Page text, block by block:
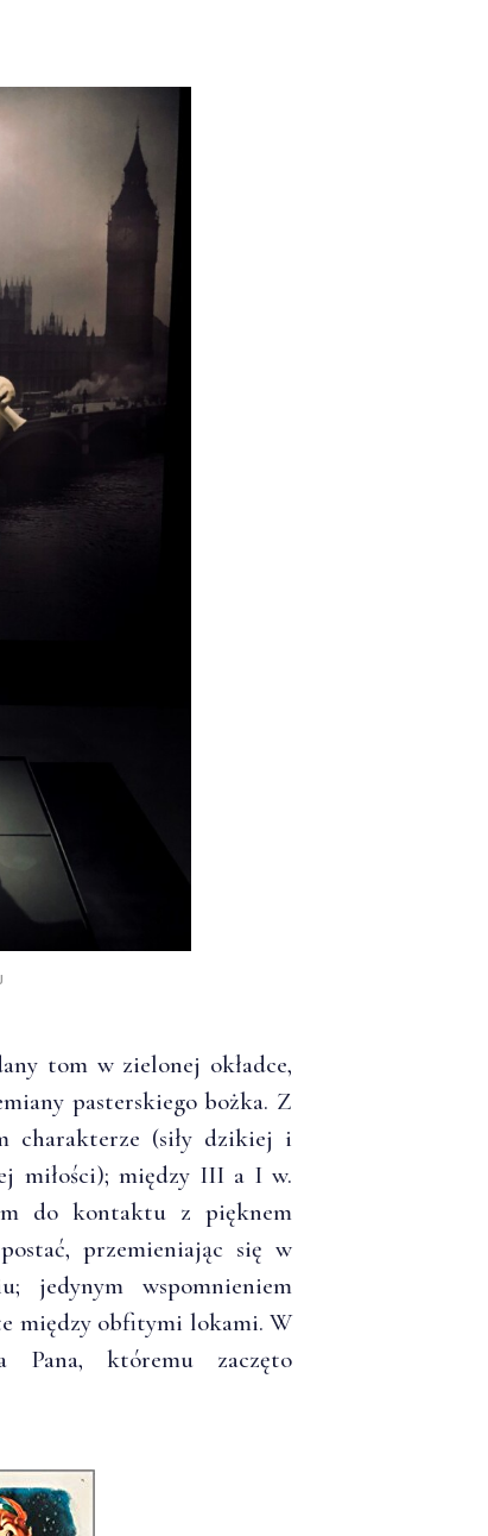
tom w zielonej okładce,
pasterskiego bożka. Z
charakterze (siły dzikiej i
miłości); między III a I w.
do kontaktu z pięknem
przemieniając się w
jedynym wspomnieniem
między obfitymi lokami. W
Pana, któremu zaczęto